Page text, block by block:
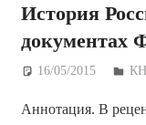
История
документах
16/05/2015
Аннотация. В